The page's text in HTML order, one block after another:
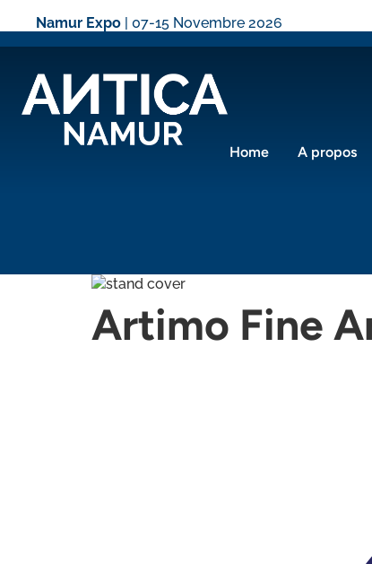
Namur Expo | 07-15 Novembre 2026
Home A propos
Artimo Fine